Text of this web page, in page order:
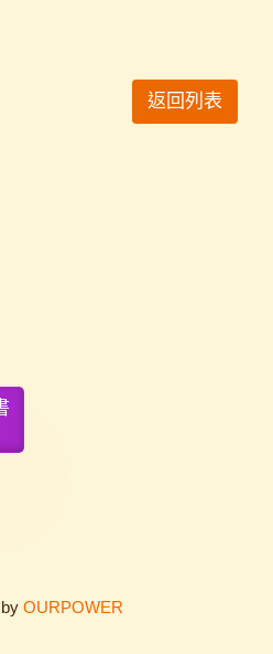
返回列表
OURPOWER